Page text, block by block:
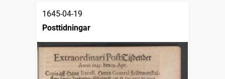
1645-04-19
Posttidningar